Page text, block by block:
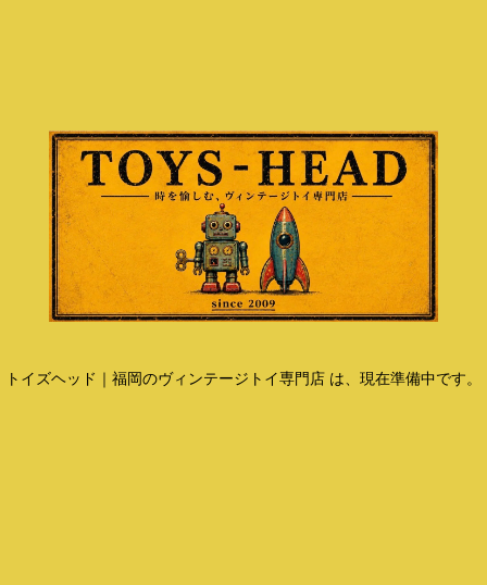
トイズヘッド｜福岡のヴィンテージトイ専門店 は、現在準備中です。